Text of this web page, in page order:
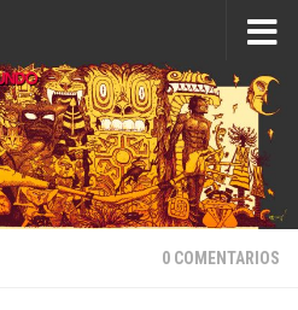
0 COMENTARIOS